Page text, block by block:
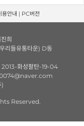
용안내 | PC버전
희
리들유통타운) D동
2013-화성팔탄-19-04
)
Reserved.